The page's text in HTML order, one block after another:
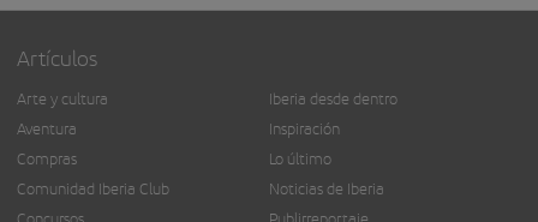
Artículos
Arte y cultura
Aventura
Compras
Comunidad Iberia Club
Iberia desde dentro
Inspiración
Lo último
Noticias de Iberia